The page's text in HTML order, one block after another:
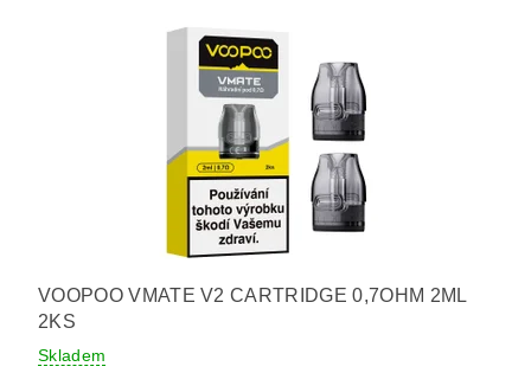
VOOPOO VMATE V2 CARTRIDGE 0,7OHM 2ML
2KS
Skladem